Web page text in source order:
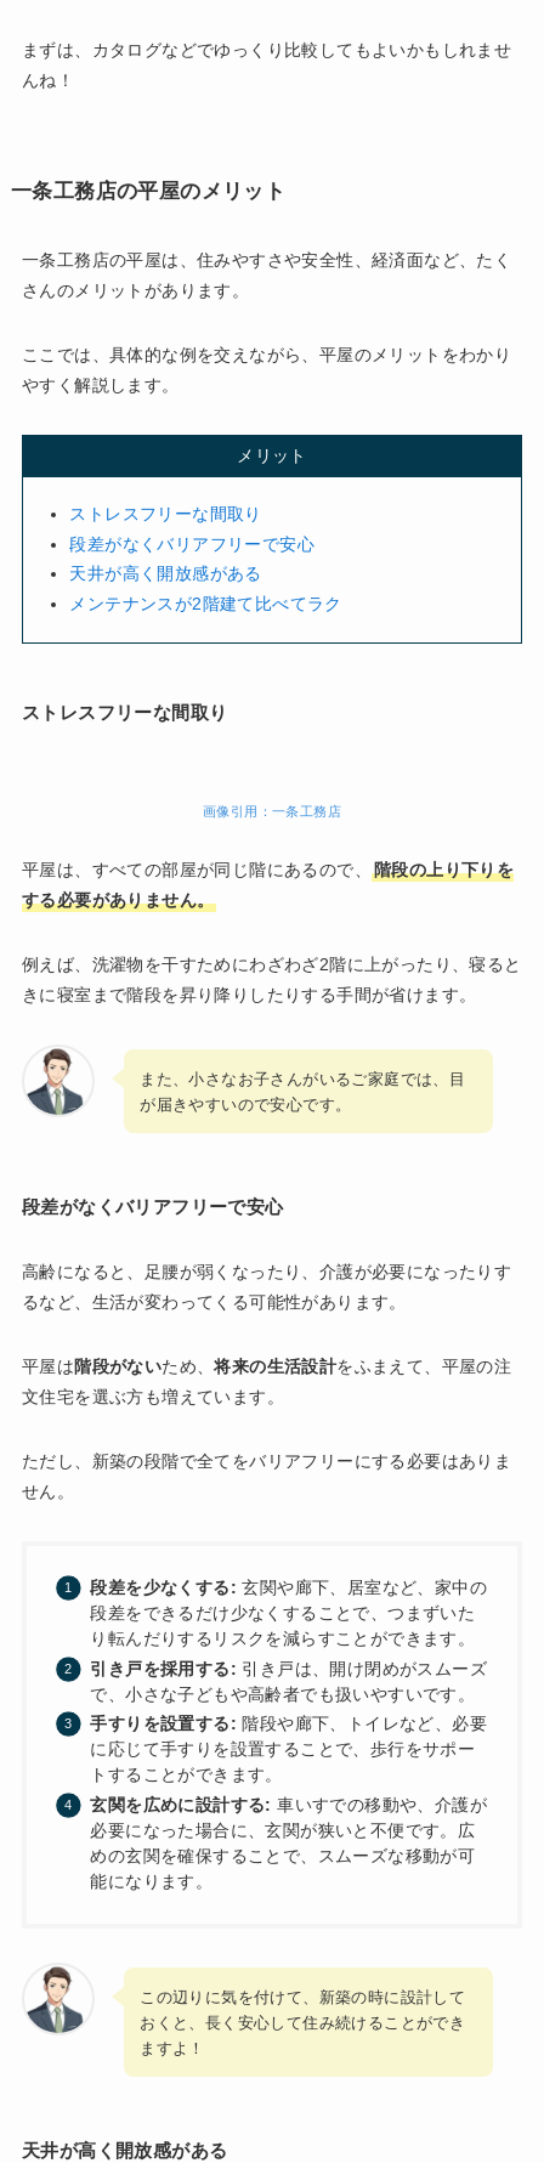
まずは、カタログなどでゆっくり比較してもよいかもしれませ
んね！
一条工務店の平屋のメリット
一条工務店の平屋は、住みやすさや安全性、経済面など、たく
さんのメリットがあります。
ここでは、具体的な例を交えながら、平屋のメリットをわかり
やすく解説します。
メリット
ストレスフリーな間取り
段差がなくバリアフリーで安心
天井が高く開放感がある
メンテナンスが2階建て比べてラク
ストレスフリーな間取り
画像引用：一条工務店
平屋は、すべての部屋が同じ階にあるので、
階段の上り下りを
する必要がありません。
例えば、洗濯物を干すためにわざわざ2階に上がったり、寝ると
きに寝室まで階段を昇り降りしたりする手間が省けます。
また、小さなお子さんがいるご家庭では、目
が届きやすいので安心です。
段差がなくバリアフリーで安心
高齢になると、足腰が弱くなったり、介護が必要になったりす
るなど、生活が変わってくる可能性があります。
平屋は階段がないため、将来の生活設計をふまえて、平屋の注
文住宅を選ぶ方も増えています。
ただし、新築の段階で全てをバリアフリーにする必要はありま
せん。
段差を少なくする: 玄関や廊下、居室など、家中の
段差をできるだけ少なくすることで、つまずいた
り転んだりするリスクを減らすことができます。
引き戸を採用する: 引き戸は、開け閉めがスムーズ
で、小さな子どもや高齢者でも扱いやすいです。
手すりを設置する: 階段や廊下、トイレなど、必要
に応じて手すりを設置することで、歩行をサポー
トすることができます。
玄関を広めに設計する: 車いすでの移動や、介護が
必要になった場合に、玄関が狭いと不便です。広
めの玄関を確保することで、スムーズな移動が可
能になります。
この辺りに気を付けて、新築の時に設計して
おくと、長く安心して住み続けることができ
ますよ！
天井が高く開放感がある